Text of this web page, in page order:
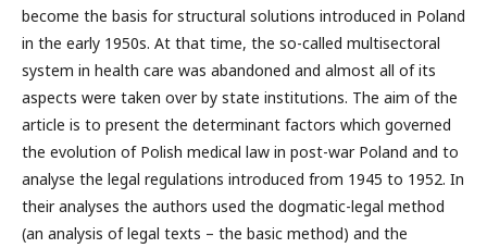
become the basis for structural solutions introduced in Poland
in the early 1950s. At that time, the so-called multisectoral
system in health care was abandoned and almost all of its
aspects were taken over by state institutions. The aim of the
article is to present the determinant factors which governed
the evolution of Polish medical law in post-war Poland and to
analyse the legal regulations introduced from 1945 to 1952. In
their analyses the authors used the dogmatic-legal method
(an analysis of legal texts – the basic method) and the